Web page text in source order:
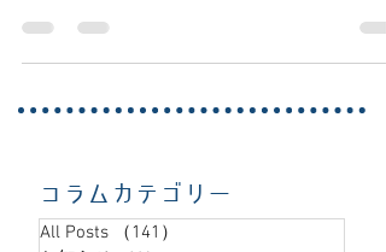
る □痛み止めが手放せない □デスクワークなどで
時間座っていると痛みが出てくる...
コラムカテゴリー
All Posts （141）